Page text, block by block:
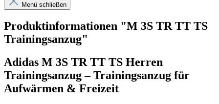
Menü schließen
Produktinformationen "M 3S TR TT TS
Trainingsanzug"
Adidas M 3S TR TT TS Herren
Trainingsanzug – Trainingsanzug für
Aufwärmen & Freizeit